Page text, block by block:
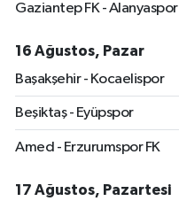
Gaziantep FK - Alanyaspor
16 Ağustos, Pazar
Başakşehir - Kocaelispor
Beşiktaş - Eyüpspor
Amed - Erzurumspor FK
17 Ağustos, Pazartesi